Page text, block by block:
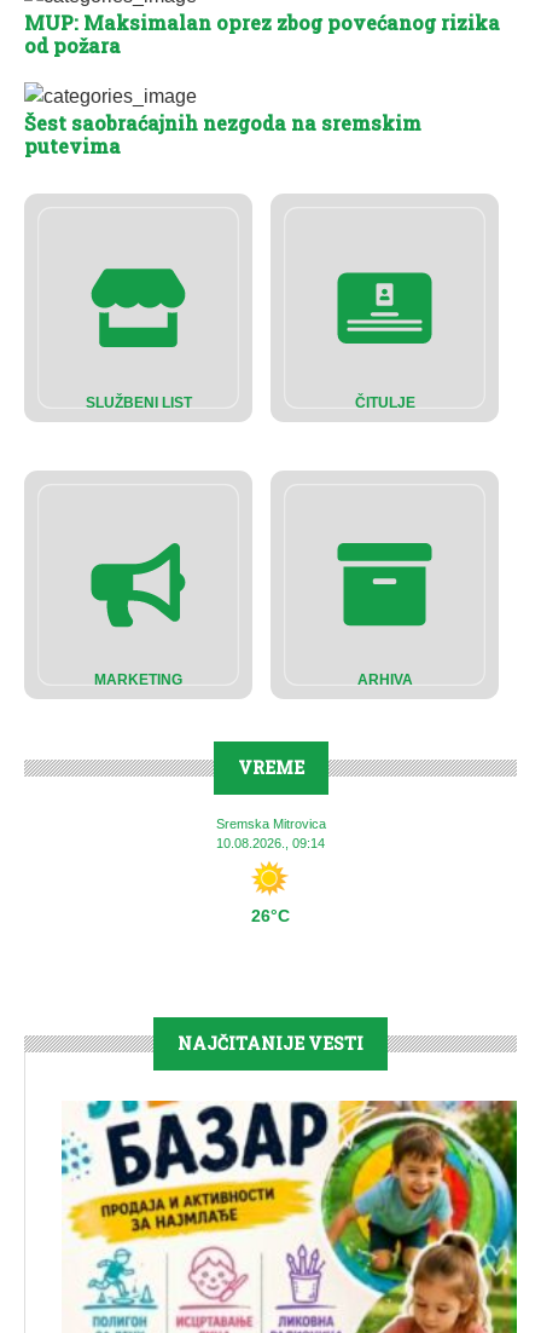
SLUŽBENI LIST ČITULJE
MARKETING ARHIVA
VREME
Sremska Mitrovica
10.08.2026., 09:14
26°C
MUP: Maksimalan oprez zbog povećanog rizika
od požara
Šest saobraćajnih nezgoda na sremskim
putevima
NAJČITANIJE VESTI